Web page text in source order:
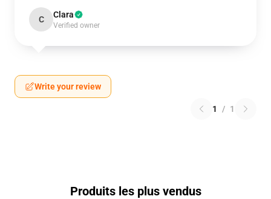
C Clara
Verified owner
Write your review
1 / 1
Produits les plus vendus